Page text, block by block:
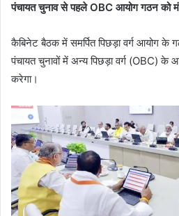
पंचायत चुनाव से पहले OBC आयोग गठन को
कैबिनेट बैठक में समर्पित पिछड़ा वर्ग आयोग के
पंचायत चुनावों में अन्य पिछड़ा वर्ग (OBC) के
करेगा।